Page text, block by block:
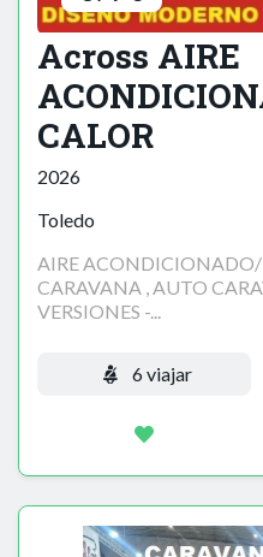
Across AIRE
CALOR
2026
Toledo
AIRE
CARAVANA , AUTO
VERSIONES -...
6 viajar